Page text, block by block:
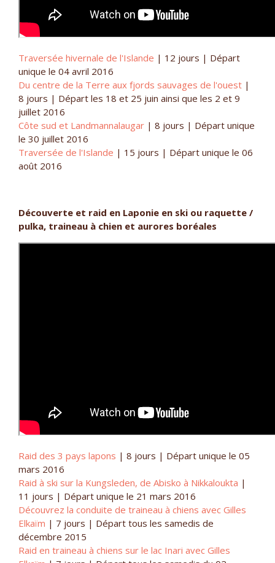
Traversée hivernale de l'Islande | 12 jours | Départ
unique le 04 avril 2016
Du centre de la Terre aux fjords sauvages de l'ouest |
8 jours | Départ les 18 et 25 juin ainsi que les 2 et 9
juillet 2016
Côte sud et Landmannalaugar | 8 jours | Départ unique
le 30 juillet 2016
Traversée de l'Islande | 15 jours | Départ unique le 06
août 2016
Découverte et raid en Laponie en ski ou raquette /
pulka, traineau à chien et aurores boréales
Raid des 3 pays lapons | 8 jours | Départ unique le 05
mars 2016
Raid à ski sur la Kungsleden, de Abisko à Nikkaloukta |
11 jours | Départ unique le 21 mars 2016
Découvrez la conduite de traineau à chiens avec Gilles
Elkaïm | 7 jours | Départ tous les samedis de
décembre 2015
Raid en traineau à chiens sur le lac Inari avec Gilles